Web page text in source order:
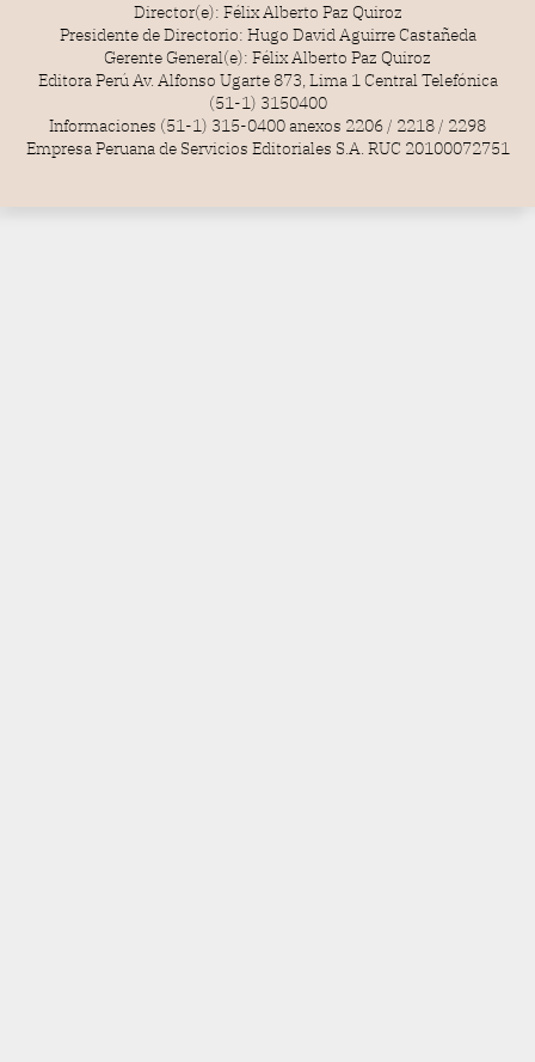
Director(e): Félix Alberto Paz Quiroz
Presidente de Directorio: Hugo David Aguirre Castañeda
Gerente General(e): Félix Alberto Paz Quiroz
Editora Perú Av. Alfonso Ugarte 873, Lima 1 Central Telefónica
(51-1) 3150400
Informaciones (51-1) 315-0400 anexos 2206 / 2218 / 2298
Empresa Peruana de Servicios Editoriales S.A. RUC 20100072751